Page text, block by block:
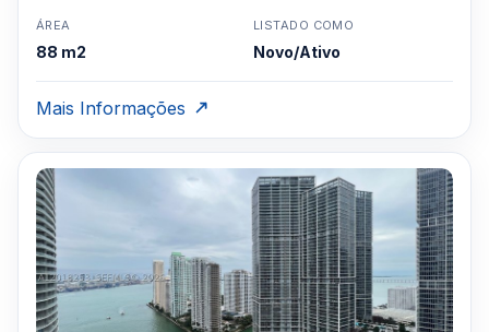
ÁREA
88 m2
LISTADO COMO
Novo/Ativo
Mais Informações